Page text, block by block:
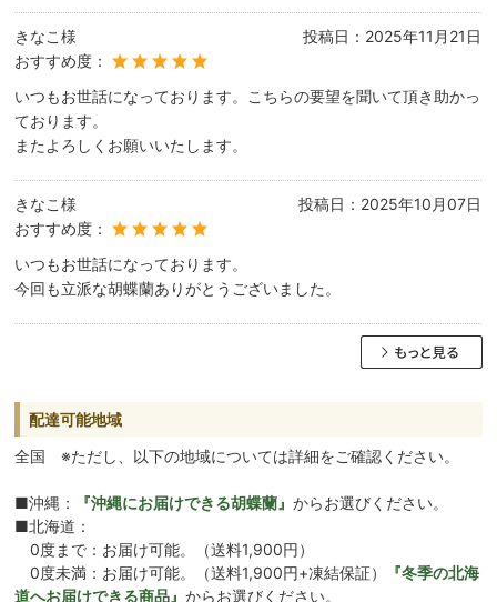
きなこ様 投稿日： 2025年11月21日
おすすめ度：
いつもお世話になっております。こちらの要望を聞いて頂き助かっ
ております。
またよろしくお願いいたします。
きなこ様 投稿日： 2025年10月07日
おすすめ度：
いつもお世話になっております。
今回も立派な胡蝶蘭ありがとうございました。
配達可能地域
全国 ※ただし、以下の地域については詳細をご確認ください。
■沖縄： 『沖縄にお届けできる胡蝶蘭』からお選びください。
■北海道：
0度まで：お届け可能。（送料1,900円）
0度未満：お届け可能。（送料1,900円+凍結保証）
『冬季の北海
道へお届けできる商品』からお選びください。